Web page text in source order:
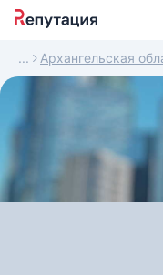
Архангельская